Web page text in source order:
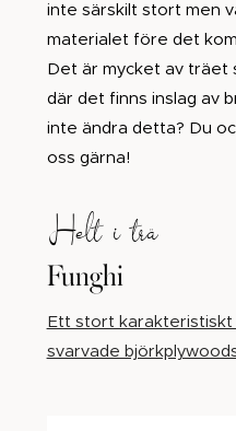
inte särskilt stort men
materialet före det
Det är mycket av träet
där det finns inslag av
inte ändra detta? Du
oss gärna!
Helt i trä
Funghi
Ett stort
svarvade